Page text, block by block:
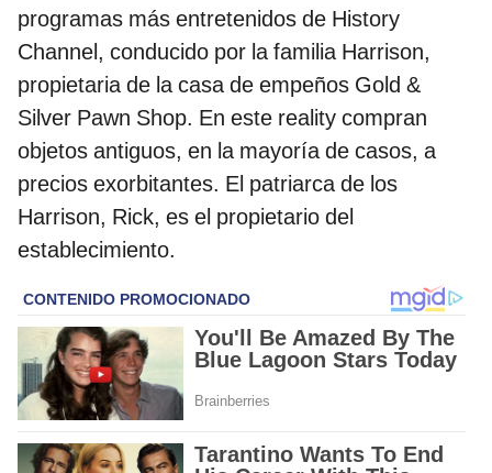
programas más entretenidos de History
Channel, conducido por la familia Harrison,
propietaria de la casa de empeños Gold &
Silver Pawn Shop. En este reality compran
objetos antiguos, en la mayoría de casos, a
precios exorbitantes. El patriarca de los
Harrison, Rick, es el propietario del
establecimiento.